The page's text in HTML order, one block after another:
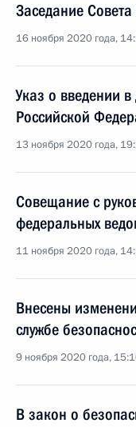
Заседание
16 ноября 2020 года,
Указ о введении
Российской
13 ноября 2020 года,
Совещание с
федеральных
11 ноября 2020 года,
Внесены
службе
9 ноября 2020 года,
В закон о